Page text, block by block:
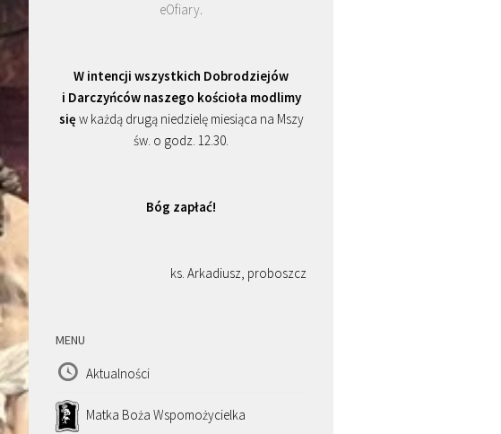
eOfiary.
W intencji wszystkich Dobrodziejów
i Darczyńców naszego kościoła modlimy
się w każdą drugą niedzielę miesiąca na Mszy
św. o godz. 12.30.
Bóg zapłać!
ks. Arkadiusz, proboszcz
MENU
Aktualności
Matka Boża Wspomożycielka